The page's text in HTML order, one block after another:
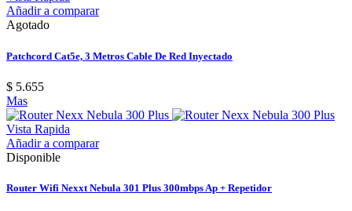
Añadir a comparar
Agotado
Patchcord Cat5e, 3 Metros Cable De Red Inyectado
$ 5.655
Mas
Vista Rapida
Añadir a comparar
Disponible
Router Wifi Nexxt Nebula 301 Plus 300mbps Ap + Repetidor